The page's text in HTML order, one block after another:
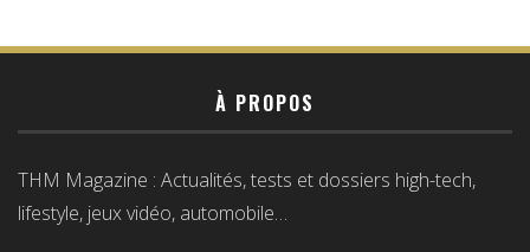
À PROPOS
THM Magazine : Actualités, tests et dossiers high-tech,
lifestyle, jeux vidéo, automobile…